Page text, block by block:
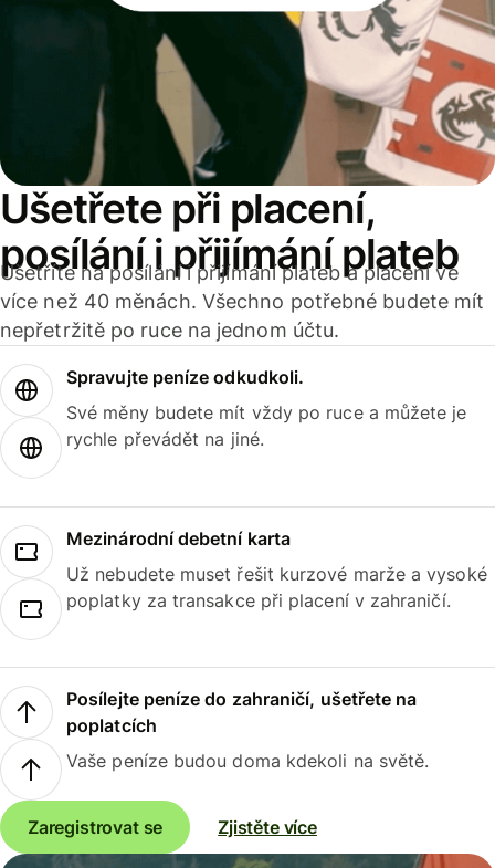
Ušetřete při placení,
posílání i přijímání plateb
Ušetříte na posílání i přijímání plateb a placení ve
více než 40 měnách. Všechno potřebné budete mít
nepřetržitě po ruce na jednom účtu.
Spravujte peníze odkudkoli.
Své měny budete mít vždy po ruce a můžete je
rychle převádět na jiné.
Mezinárodní debetní karta
Už nebudete muset řešit kurzové marže a vysoké
poplatky za transakce při placení v zahraničí.
Posílejte peníze do zahraničí, ušetřete na
poplatcích
Vaše peníze budou doma kdekoli na světě.
Zaregistrovat se Zjistěte více